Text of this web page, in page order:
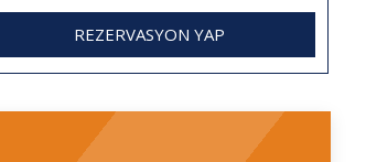
REZERVASYON YAP